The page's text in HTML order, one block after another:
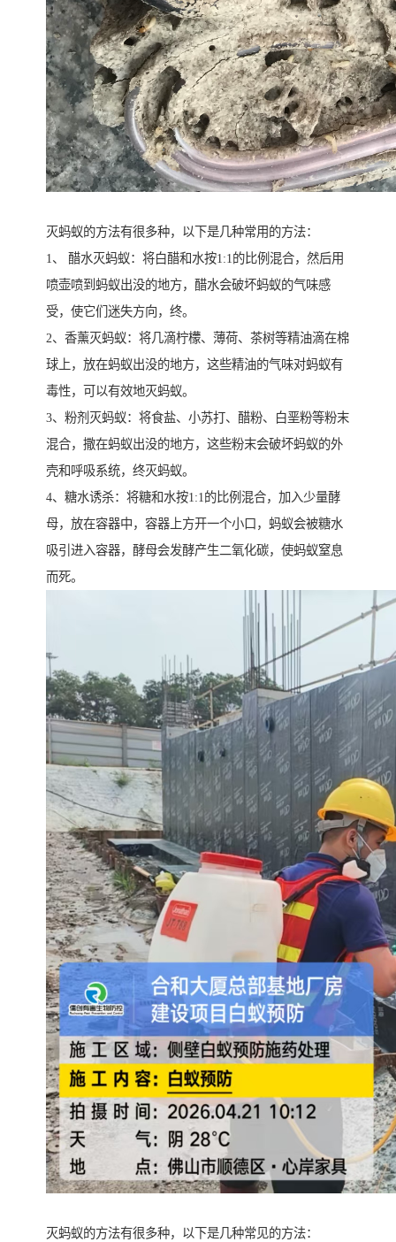
灭蚂蚁的方法有很多种，以下是几种常用的方法：
1、 醋水灭蚂蚁：将白醋和水按1:1的比例混合，然后用
喷壶喷到蚂蚁出没的地方，醋水会破坏蚂蚁的气味感
受，使它们迷失方向，终。
2、香薰灭蚂蚁：将几滴柠檬、薄荷、茶树等精油滴在棉
球上，放在蚂蚁出没的地方，这些精油的气味对蚂蚁有
毒性，可以有效地灭蚂蚁。
3、粉剂灭蚂蚁：将食盐、小苏打、醋粉、白垩粉等粉末
混合，撒在蚂蚁出没的地方，这些粉末会破坏蚂蚁的外
壳和呼吸系统，终灭蚂蚁。
4、糖水诱杀：将糖和水按1:1的比例混合，加入少量酵
母，放在容器中，容器上方开一个小口，蚂蚁会被糖水
吸引进入容器，酵母会发酵产生二氧化碳，使蚂蚁窒息
而死。
灭蚂蚁的方法有很多种，以下是几种常见的方法：